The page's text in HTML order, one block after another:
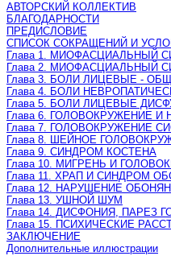
АВТОРСКИЙ КОЛЛЕКТИВ
БЛАГОДАРНОСТИ
ПРЕДИСЛОВИЕ
СПИСОК СОКРАЩЕНИЙ И
Глава 1. МИОФАСЦИАЛЬНЫЙ
Глава 2. МИОФАСЦИАЛЬНЫЙ
Глава 3. БОЛИ ЛИЦЕВЫЕ -
Глава 4. БОЛИ
Глава 5. БОЛИ ЛИЦЕВЫЕ
Глава 6. ГОЛОВОКРУЖЕНИЕ И
Глава 7. ГОЛОВОКРУЖЕНИЕ
Глава 8. ШЕЙНОЕ
Глава 9. СИНДРОМ КОСТЕНА
Глава 10. МИГРЕНЬ И
Глава 11. ХРАП И СИНДРОМ
Глава 12. НАРУШЕНИЕ
Глава 13. УШНОЙ ШУМ
Глава 14. ДИСФОНИЯ, ПАРЕЗ
Глава 15. ПСИХИЧЕСКИЕ
ЗАКЛЮЧЕНИЕ
Дополнительные иллюстрации